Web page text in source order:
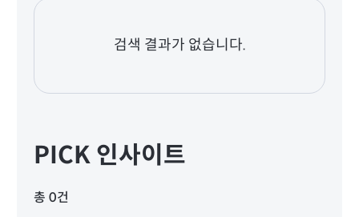
검색 결과가 없습니다.
PICK 인사이트
총 0건